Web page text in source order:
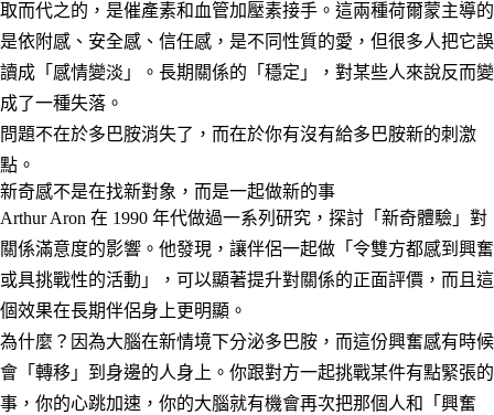
取而代之的，是催產素和血管加壓素接手。這兩種荷爾蒙主導的
是依附感、安全感、信任感，是不同性質的愛，但很多人把它誤
讀成「感情變淡」。長期關係的「穩定」，對某些人來說反而變
成了一種失落。
問題不在於多巴胺消失了，而在於你有沒有給多巴胺新的刺激
點。
新奇感不是在找新對象，而是一起做新的事
Arthur Aron 在 1990 年代做過一系列研究，探討「新奇體驗」對
關係滿意度的影響。他發現，讓伴侶一起做「令雙方都感到興奮
或具挑戰性的活動」，可以顯著提升對關係的正面評價，而且這
個效果在長期伴侶身上更明顯。
為什麼？因為大腦在新情境下分泌多巴胺，而這份興奮感有時候
會「轉移」到身邊的人身上。你跟對方一起挑戰某件有點緊張的
事，你的心跳加速，你的大腦就有機會再次把那個人和「興奮